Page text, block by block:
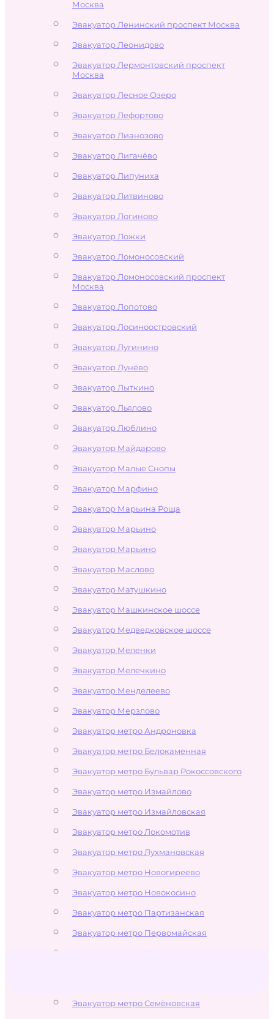
Москва
Эвакуатор Ленинский проспект Москва
Эвакуатор Леонидово
Эвакуатор Лермонтовский проспект
Москва
Эвакуатор Лесное Озеро
Эвакуатор Лефортово
Эвакуатор Лианозово
Эвакуатор Лигачёво
Эвакуатор Липуниха
Эвакуатор Литвиново
Эвакуатор Логиново
Эвакуатор Ложки
Эвакуатор Ломоносовский
Эвакуатор Ломоносовский проспект
Москва
Эвакуатор Лопотово
Эвакуатор Лосиноостровский
Эвакуатор Лугинино
Эвакуатор Лунёво
Эвакуатор Лыткино
Эвакуатор Льялово
Эвакуатор Люблино
Эвакуатор Майдарово
Эвакуатор Малые Снопы
Эвакуатор Марфино
Эвакуатор Марьина Роща
Эвакуатор Марьино
Эвакуатор Марьино
Эвакуатор Маслово
Эвакуатор Матушкино
Эвакуатор Машкинское шоссе
Эвакуатор Медведковское шоссе
Эвакуатор Меленки
Эвакуатор Мелечкино
Эвакуатор Менделеево
Эвакуатор Мерзлово
Эвакуатор метро Андроновка
Эвакуатор метро Белокаменная
Эвакуатор метро Бульвар Рокоссовского
Эвакуатор метро Измайлово
Эвакуатор метро Измайловская
Эвакуатор метро Локомотив
Эвакуатор метро Лухмановская
Эвакуатор метро Новогиреево
Эвакуатор метро Новокосино
Эвакуатор метро Партизанская
Эвакуатор метро Первомайская
Эвакуатор метро Семёновская